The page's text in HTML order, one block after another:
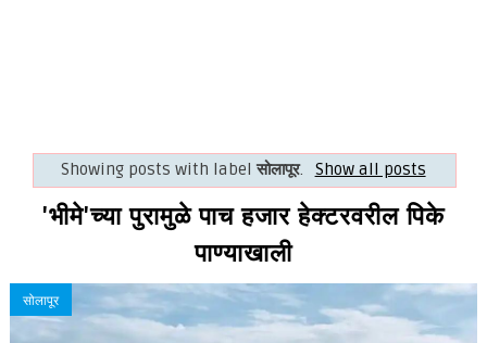
Showing posts with labelसोलापूर. Show all posts
'भीमे'च्या पुरामुळे पाच हजार हेक्टरवरील पिके
पाण्याखाली
सोलापूर